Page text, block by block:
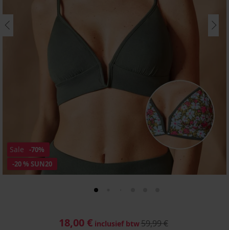
-20 % SUN20
Sale -70%
18,00 € inclusief btw59,99 €